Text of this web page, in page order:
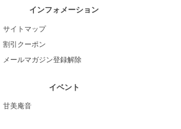
インフォメーション
サイトマップ
割引クーポン
メールマガジン登録解除
イベント
甘美庵音